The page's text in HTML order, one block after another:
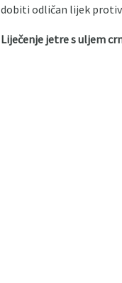
dobiti odličan lijek protiv
Liječenje jetre s uljem